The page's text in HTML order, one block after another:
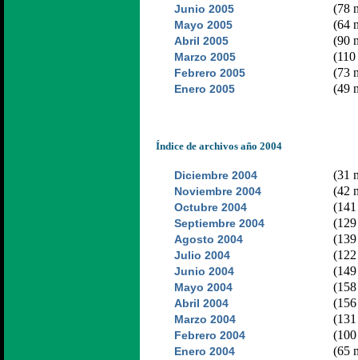
Junio 2005 (78
Mayo 2005 (64
Abril 2005 (90
Marzo 2005
Febrero 2005 (73
Enero 2005 (49
Índice de archivos año 2004
Diciembre 2004 (31
Noviembre 2004 (42
Octubre 2004
Septiembre 2004
Agosto 2004
Julio 2004
Junio 2004
Mayo 2004
Abril 2004
Marzo 2004
Febrero 2004
Enero 2004 (65